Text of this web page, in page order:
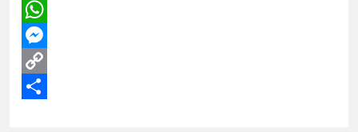
Facebook
WhatsApp
Messenger
Copy